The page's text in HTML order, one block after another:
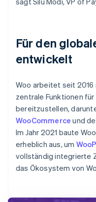
Für den
entwickelt
Woo arbeitet seit 2016
zentrale Funktionen
bereitzustellen,
WooCommerce und
Im Jahr 2021 baute
erheblich aus, um
vollständig integrierte
das Ökosystem von